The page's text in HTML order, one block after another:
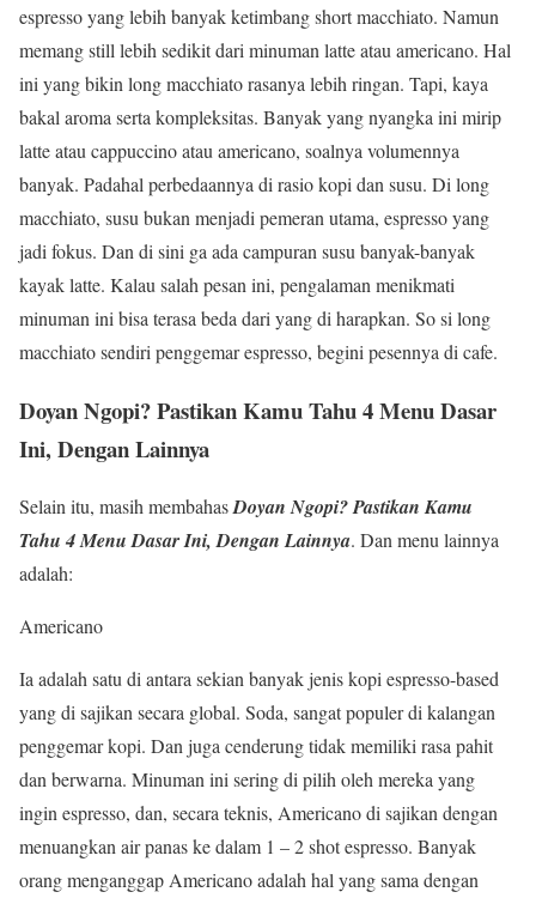
espresso yang lebih banyak ketimbang short macchiato. Namun
memang still lebih sedikit dari minuman latte atau americano. Hal
ini yang bikin long macchiato rasanya lebih ringan. Tapi, kaya
bakal aroma serta kompleksitas. Banyak yang nyangka ini mirip
latte atau cappuccino atau americano, soalnya volumennya
banyak. Padahal perbedaannya di rasio kopi dan susu. Di long
macchiato, susu bukan menjadi pemeran utama, espresso yang
jadi fokus. Dan di sini ga ada campuran susu banyak-banyak
kayak latte. Kalau salah pesan ini, pengalaman menikmati
minuman ini bisa terasa beda dari yang di harapkan. So si long
macchiato sendiri penggemar espresso, begini pesennya di cafe.
Doyan Ngopi? Pastikan Kamu Tahu 4 Menu Dasar
Ini, Dengan Lainnya
Selain itu, masih membahasDoyan Ngopi? Pastikan Kamu
Tahu 4 Menu Dasar Ini, Dengan Lainnya. Dan menu lainnya
adalah:
Americano
Ia adalah satu di antara sekian banyak jenis kopi espresso-based
yang di sajikan secara global. Soda, sangat populer di kalangan
penggemar kopi. Dan juga cenderung tidak memiliki rasa pahit
dan berwarna. Minuman ini sering di pilih oleh mereka yang
ingin espresso, dan, secara teknis, Americano di sajikan dengan
menuangkan air panas ke dalam 1 – 2 shot espresso. Banyak
orang menganggap Americano adalah hal yang sama dengan